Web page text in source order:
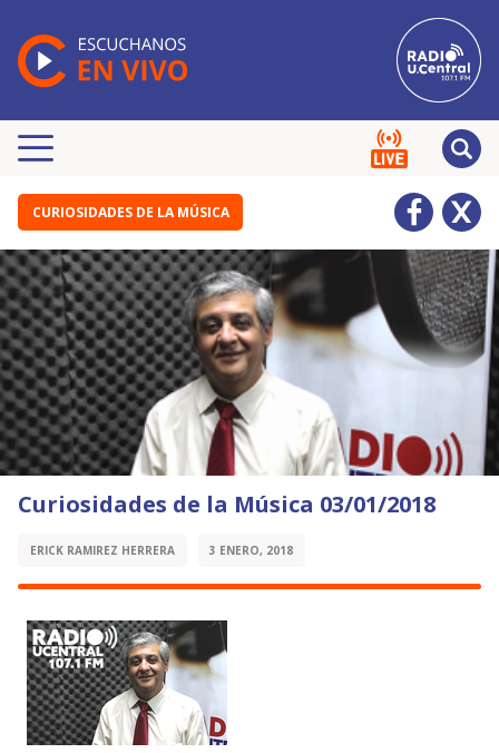
CURIOSIDADES DE LA MÚSICA
Curiosidades de la Música 03/01/2018
ERICK RAMIREZ HERRERA 3 ENERO, 2018